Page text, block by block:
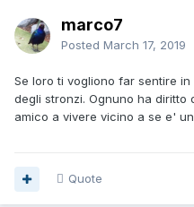
marco7
Posted March 17, 2019
Se loro ti vogliono far sentire
degli stronzi. Ognuno ha
amico a vivere vicino a se e'
Quote